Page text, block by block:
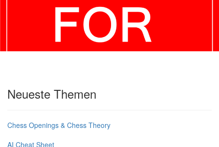
Neueste Themen
Chess Openings & Chess Theory
AI Cheat Sheet